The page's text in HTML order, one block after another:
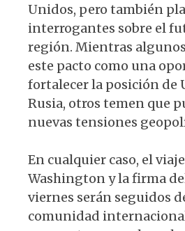
Unidos, pero también
interrogantes sobre el
región. Mientras
este pacto como una
fortalecer la posición de
Rusia, otros temen que
nuevas tensiones
En cualquier caso, el
Washington y la firma
viernes serán seguidos
comunidad